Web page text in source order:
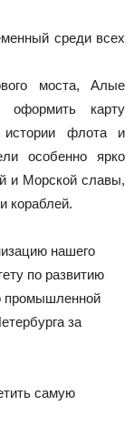
среди всех
моста, Алые
оформить карту
истории флота и
особенно ярко
и Морской славы,
кораблей.
нашего
по развитию
промышленной
за
самую